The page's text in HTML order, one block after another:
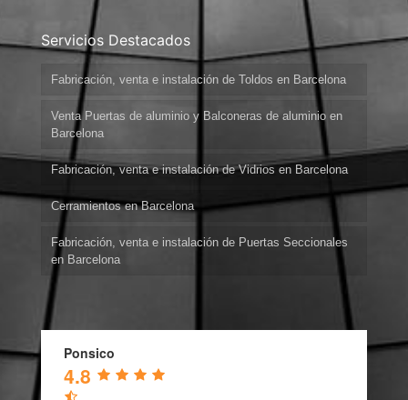
Servicios Destacados
Fabricación, venta e instalación de Toldos en Barcelona
Venta Puertas de aluminio y Balconeras de aluminio en
Barcelona
Fabricación, venta e instalación de Vidrios en Barcelona
Cerramientos en Barcelona
Fabricación, venta e instalación de Puertas Seccionales
en Barcelona
Ponsico
4.8